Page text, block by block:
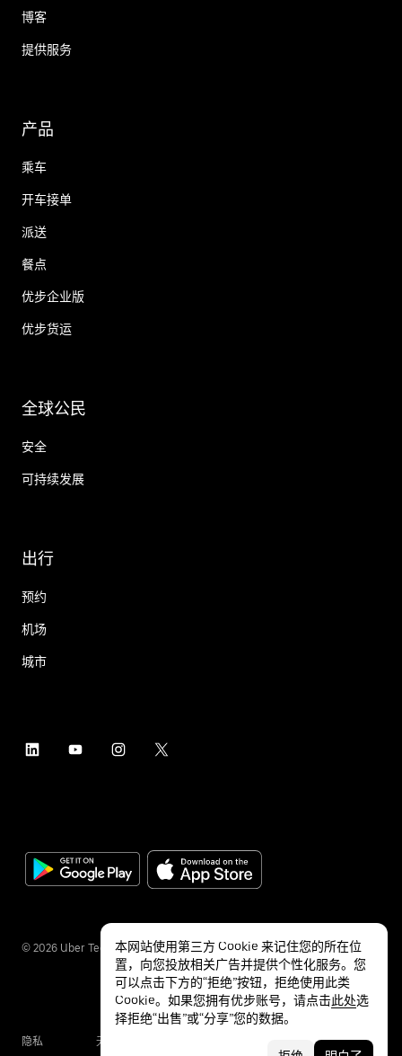
博客
提供服务
产品
乘车
开车接单
派送
餐点
优步企业版
优步货运
全球公民
安全
可持续发展
出行
预约
机场
城市
© 2026 Uber Technologies Inc.
隐私 无障碍服务
本网站使用第三方 Cookie 来记住您的所在位
置，向您投放相关广告并提供个性化服务。您
可以点击下方的“拒绝”按钮，拒绝使用此类
Cookie。如果您拥有优步账号，请点击此处选
择拒绝“出售”或“分享”您的数据。